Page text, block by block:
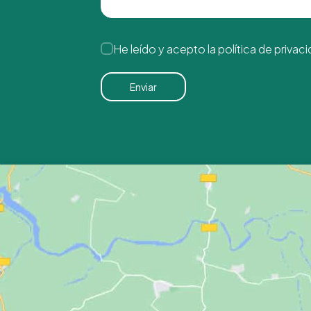
He leído y acepto lapolítica de